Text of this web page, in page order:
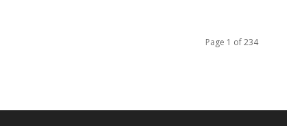
Page 1 of 234